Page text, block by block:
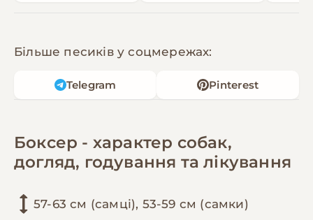
Більше песиків у соцмережах:
Telegram Pinterest
Боксер - характер собак,
догляд, годування та лікування
57-63 см (самці), 53-59 см (самки)